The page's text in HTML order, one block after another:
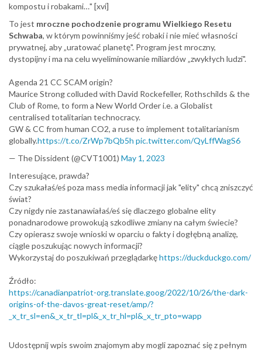
kompostu i robakami…" [xvi]
To jest mroczne pochodzenie programu Wielkiego Resetu
Schwaba, w którym powinniśmy jeść robaki i nie mieć własności
prywatnej, aby „uratować planetę". Program jest mroczny,
dystopijny i ma na celu wyeliminowanie miliardów „zwykłych ludzi".
Agenda 21 CC SCAM origin?
Maurice Strong colluded with David Rockefeller, Rothschilds & the
Club of Rome, to form a New World Order i.e. a Globalist
centralised totalitarian technocracy.
GW & CC from human CO2, a ruse to implement totalitarianism
globally.https://t.co/ZrWp7bQb5h pic.twitter.com/QyLffWagS6
— The Dissident (@CVT1001) May 1, 2023
Interesujące, prawda?
Czy szukałaś/eś poza mass media informacji jak "elity" chcą zniszczyć
świat?
Czy nigdy nie zastanawiałaś/eś się dlaczego globalne elity
ponadnarodowe prowokują szkodliwe zmiany na całym świecie?
Czy opierasz swoje wnioski w oparciu o fakty i dogłębną analizę,
ciągle poszukując nowych informacji?
Wykorzystaj do poszukiwań przeglądarkęhttps://duckduckgo.com/
Źródło:
https://canadianpatriot-org.translate.goog/2022/10/26/the-dark-
origins-of-the-davos-great-reset/amp/?
_x_tr_sl=en&_x_tr_tl=pl&_x_tr_hl=pl&_x_tr_pto=wapp
Udostępnij wpis swoim znajomym aby mogli zapoznać się z pełnym